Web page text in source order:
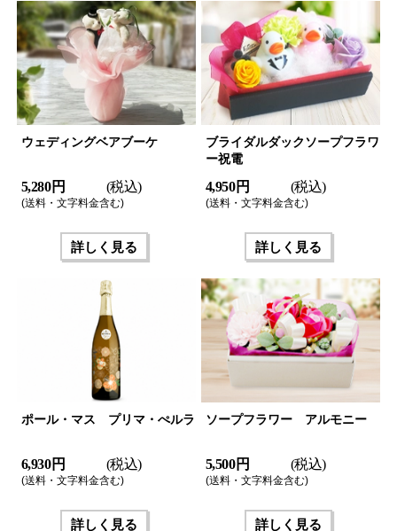
ウェディングベアブーケ
5,280 円 (税込)
(送料・文字料金含む)
詳しく見る
ブライダルダックソープフラワ
ー祝電
4,950 円 (税込)
(送料・文字料金含む)
詳しく見る
ポール・マス プリマ・ぺルラ
6,930 円 (税込)
(送料・文字料金含む)
詳しく見る
ソープフラワー アルモニー
5,500 円 (税込)
(送料・文字料金含む)
詳しく見る